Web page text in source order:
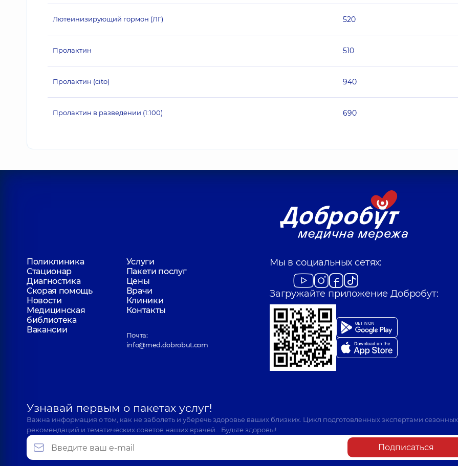
Лютеинизирующий гормон (ЛГ) 520
Пролактин 510
Пролактин (cito) 940
Пролактин в разведении (1:100) 690
Поликлиника
Услуги
Стационар
Пакети послуг
Диагностика
Цены
Скорая помощь
Врачи
Новости
Клиники
Медицинская
библиотека
Контакты
Вакансии
Почта:
info@med.dobrobut.com
Мы в социальных сетях:
Загружайте приложение Добробут:
Узнавай первым о пакетах услуг!
Важна информация о том, как не заболеть и уберечь здоровье ваших близких. Цикл подготовленных экспертами сезонных
рекомендаций и тематических советов наших врачей… Будьте здоровы!
Подписаться